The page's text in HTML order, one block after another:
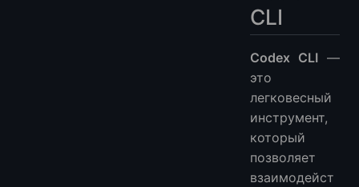
CLI
Codex CLI —
это
легковесный
инструмент,
который
позволяет
взаимодейст